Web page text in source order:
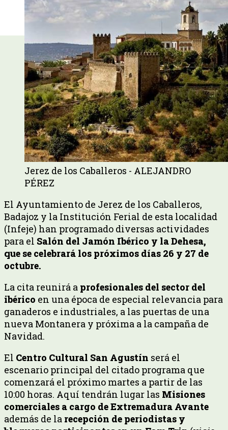
Jerez de los Caballeros - ALEJANDRO
PÉREZ
El Ayuntamiento de Jerez de los Caballeros,
Badajoz y la Institución Ferial de esta localidad
(Infeje) han programado diversas actividades
para el Salón del Jamón Ibérico y la Dehesa,
que se celebrará los próximos días 26 y 27 de
octubre.
La cita reunirá a profesionales del sector del
ibérico en una época de especial relevancia para
ganaderos e industriales, a las puertas de una
nueva Montanera y próxima a la campaña de
Navidad.
El Centro Cultural San Agustín será el
escenario principal del citado programa que
comenzará el próximo martes a partir de las
10:00 horas. Aquí tendrán lugar las Misiones
comerciales a cargo de Extremadura Avante
además de la recepción de periodistas y